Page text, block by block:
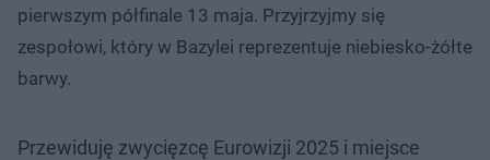
pierwszym półfinale 13 maja. Przyjrzyjmy się
zespołowi, który w Bazylei reprezentuje niebiesko-żółte
barwy.
Przewiduję zwycięzcę Eurowizji 2025 i miejsce